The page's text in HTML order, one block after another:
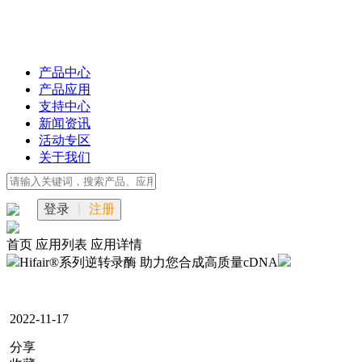
产品中心
产品应用
支持中心
新闻资讯
活动专区
关于我们
登录 注册
首页 应用列表 应用详情
Hifair®系列逆转录酶 助力您合成高质量cDNA
2022-11-17
分享